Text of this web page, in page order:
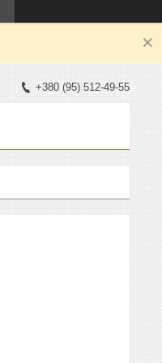
+380 (95) 512-49-55